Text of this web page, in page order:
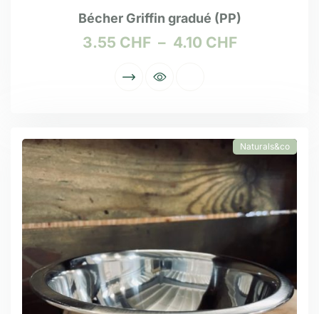
Bécher Griffin gradué (PP)
3.55 CHF – 4.10 CHF
Naturals&co